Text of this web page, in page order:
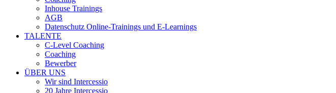
Inhouse Trainings
AGB
Datenschutz Online-Trainings und E-Learnings
TALENTE
C-Level Coaching
Coaching
Bewerber
ÜBER UNS
Wir sind Intercessio
20 Jahre Intercessio